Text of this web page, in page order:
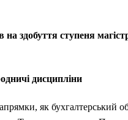
на здобуття ступеня
дисципліни
як бухгалтерський